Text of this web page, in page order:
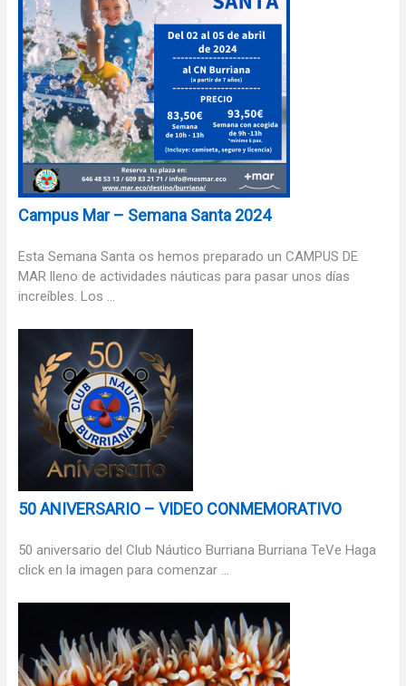
Campus Mar – Semana Santa 2024
Esta Semana Santa os hemos preparado un CAMPUS DE
MAR lleno de actividades náuticas para pasar unos días
increíbles. Los ...
50 ANIVERSARIO – VIDEO CONMEMORATIVO
50 aniversario del Club Náutico Burriana Burriana TeVe Haga
click en la imagen para comenzar ...